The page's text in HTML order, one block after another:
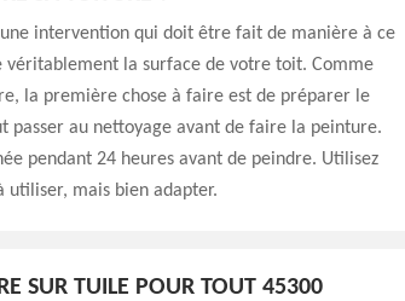
intervention qui doit être fait de manière à ce
véritablement la surface de votre toit. Comme
la première chose à faire est de préparer le
passer au nettoyage avant de faire la peinture.
pendant 24 heures avant de peindre. Utilisez
utiliser, mais bien adapter.
SUR TUILE POUR TOUT 45300